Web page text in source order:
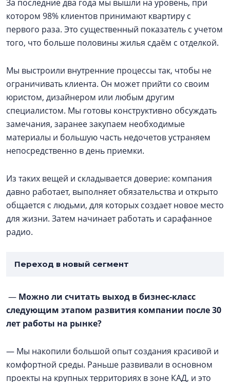
За последние два года мы вышли на уровень, при
котором 98% клиентов принимают квартиру с
первого раза. Это существенный показатель с учетом
того, что больше половины жилья сдаём с отделкой.
Мы выстроили внутренние процессы так, чтобы не
ограничивать клиента. Он может прийти со своим
юристом, дизайнером или любым другим
специалистом. Мы готовы конструктивно обсуждать
замечания, заранее закупаем необходимые
материалы и большую часть недочетов устраняем
непосредственно в день приемки.
Из таких вещей и складывается доверие: компания
давно работает, выполняет обязательства и открыто
общается с людьми, для которых создает новое место
для жизни. Затем начинает работать и сарафанное
радио.
Переход в новый сегмент
— Можно ли считать выход в бизнес-класс
следующим этапом развития компании после 30
лет работы на рынке?
— Мы накопили большой опыт создания красивой и
комфортной среды. Раньше развивали в основном
проекты на крупных территориях в зоне КАД, и это